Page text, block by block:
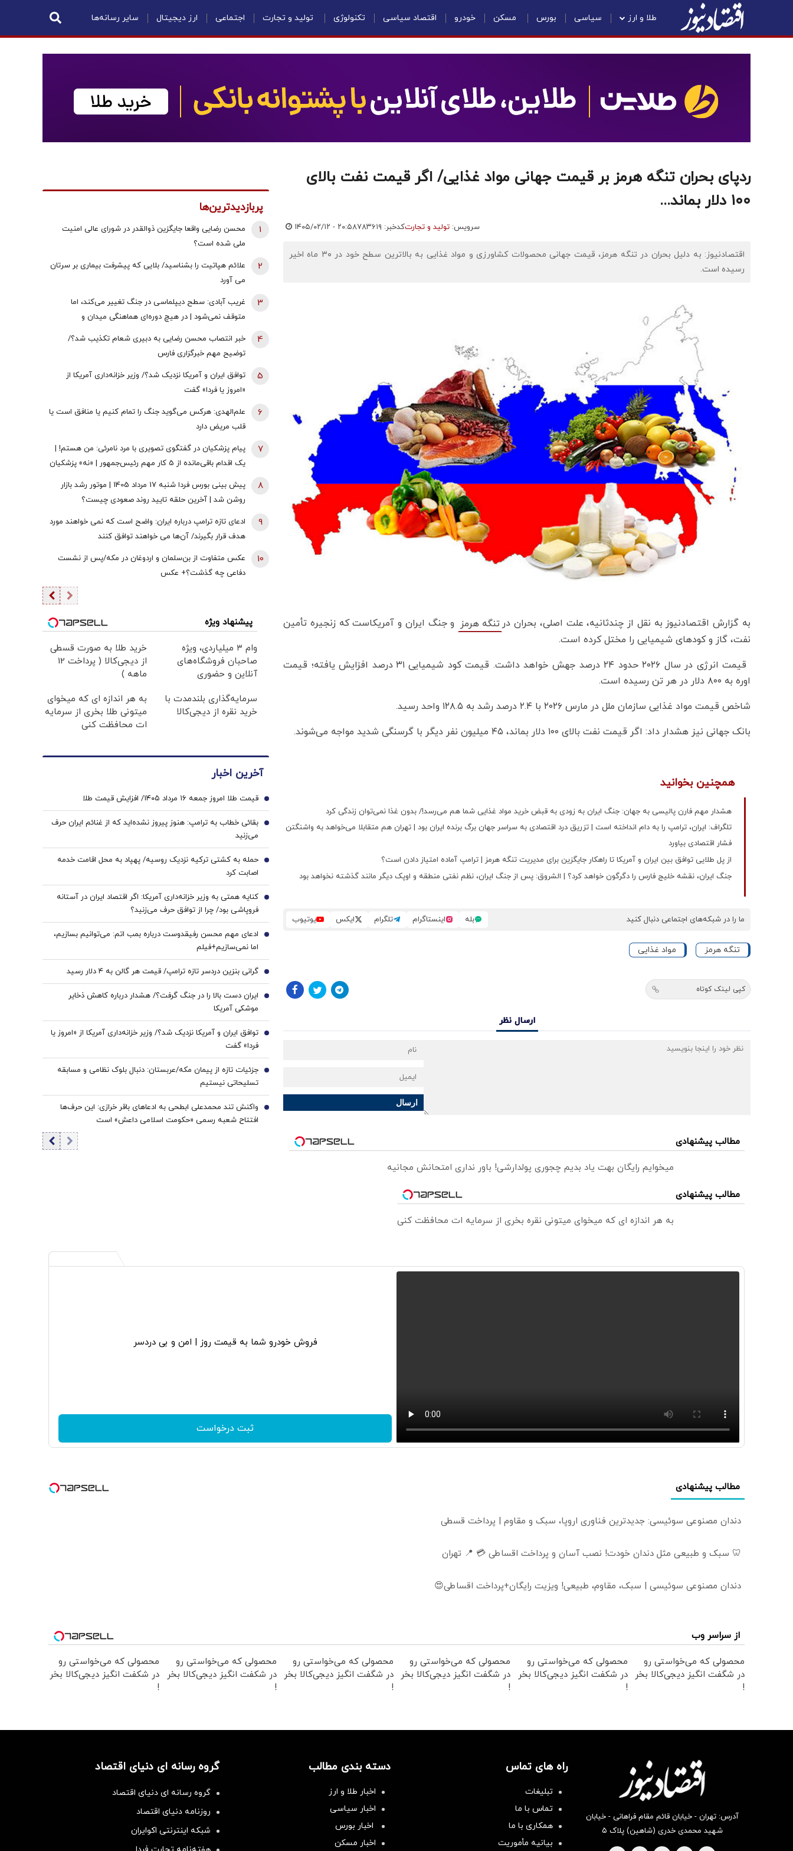
طلا و ارز سیاسی بورس مسکن خودرو اقتصاد سیاسی تکنولوژی تولید و تجارت اجتماعی ارز دیجیتال سایر رسانه‌ها
ردپای بحران تنگه هرمز بر قیمت جهانی مواد غذایی/ اگر قیمت نفت بالای
۱۰۰ دلار بماند...
سرویس: تولید و تجارتکدخبر: ۷۸۳۶۱۹ ۱۴۰۵/۰۲/۱۲ - ۲۰:۵۸
اقتصادنیوز: به دلیل بحران در تنگه هرمز، قیمت جهانی محصولات کشاورزی و مواد غذایی به بالاترین سطح خود در ۳۰ ماه اخیر
رسیده است.
به گزارش اقتصادنیوز به نقل از چندثانیه، علت اصلی، بحران در تنگه هرمز
و جنگ ایران و آمریکاست که زنجیره تأمین
نفت، گاز و کودهای شیمیایی را مختل کرده است.
قیمت انرژی در سال ۲۰۲۶ حدود ۲۴ درصد جهش خواهد داشت. قیمت کود شیمیایی ۳۱ درصد افزایش یافته؛ قیمت
اوره به ۸۰۰ دلار در هر تن رسیده است.
شاخص قیمت مواد غذایی سازمان ملل در مارس ۲۰۲۶ با ۲.۴ درصد رشد به ۱۲۸.۵ واحد رسید.
بانک جهانی نیز هشدار داد: اگر قیمت نفت بالای ۱۰۰ دلار بماند، ۴۵ میلیون نفر دیگر با گرسنگی شدید مواجه می‌شوند.
همچنین بخوانید
هشدار مهم فارن پالیسی به جهان: جنگ ایران به زودی به قبض خرید مواد غذایی شما هم می‌رسد!/ بدون غذا نمی‌توان زندگی کرد
تلگراف: ایران، ترامپ را به دام انداخته است | تزریق درد اقتصادی به سراسر جهان برگ برنده ایران بود | تهران هم متقابلا می‌خواهد به واشنگتن
فشار اقتصادی بیاورد
از پل طلایی توافق بین ایران و آمریکا تا راهکار جایگزین برای مدیریت تنگه هرمز | ترامپ آماده امتیاز دادن است؟
جنگ ایران، نقشه خلیج فارس را دگرگون خواهد کرد؟ | الشروق: پس از جنگ ایران، نظم نفتی منطقه و اوپک دیگر مانند گذشته نخواهد بود
ما را در شبکه‌های اجتماعی دنبال کنید بله اینستاگرام تلگرام ایکس یوتیوب
تنگه هرمز مواد غذایی
کپی لینک کوتاه
ارسال نظر
ارسال
مطالب پیشنهادی
میخوایم رایگان بهت یاد بدیم چجوری پولدارشی! باور نداری امتحانش مجانیه
مطالب پیشنهادی
به هر اندازه ای که میخوای میتونی نقره بخری از سرمایه ات محافظت کنی
پربازدیدترین‌ها
محسن رضایی واقعا جایگزین ذوالقدر در شورای عالی امنیت
ملی شده است؟
1
علائم هپاتیت را بشناسید/ بلایی که پیشرفت بیماری بر سرتان
می آورد
2
غریب آبادی: سطح دیپلماسی در جنگ تغییر می‌کند، اما
متوقف نمی‌شود | در هیچ دوره‌ای هماهنگی میدان و
ادبیاتمان در زمان صلح باشد؟
3
خبر انتصاب محسن رضایی به دبیری شعام تکذیب شد؟/
توضیح مهم خبرگزاری فارس
4
توافق ایران و آمریکا نزدیک شد؟/ وزیر خزانه‌داری آمریکا از
«امروز یا فردا» گفت
5
علم‌الهدی: هرکس می‌گوید جنگ را تمام کنیم یا منافق است یا
قلب مریض دارد
6
پیام پزشکیان در گفتگوی تصویری با مرد نامرئی: من هستم! |
یک اقدام باقی‌مانده از 5 کار مهم رئیس‌جمهور | «نه» پزشکیان
7
پیش بینی بورس فردا شنبه 17 مرداد 1405 | موتور رشد بازار
روشن شد | آخرین حلقه تایید روند صعودی چیست؟
8
ادعای تازه ترامپ درباره ایران: واضح است که نمی خواهند مورد
هدف قرار بگیرند/ آن‌ها می خواهند توافق کنند
9
عکس متفاوت از بن‌سلمان و اردوغان در مکه/پس از نشست
دفاعی چه گذشت؟+ عکس
10
پیشنهاد ویژه
وام ۳ میلیاردی، ویژه
صاحبان فروشگاه‌های
آنلاین و حضوری
خرید طلا به صورت قسطی
از دیجی‌کالا ( پرداخت 12
ماهه )
سرمایه‌گذاری بلندمدت با
خرید نقره از دیجی‌کالا
به هر اندازه ای که میخوای
میتونی طلا بخری از سرمایه
ات محافظت کنی
آخرین اخبار
قیمت طلا امروز جمعه ۱۶ مرداد ۱۴۰۵/ افزایش قیمت طلا 1
بقائی خطاب به ترامپ: هنوز پیروز نشده‌اید که از غنائم ایران حرف
می‌زنید
2
حمله به کشتی ترکیه نزدیک روسیه/ پهپاد به محل اقامت خدمه
اصابت کرد
3
کنایه همتی به وزیر خزانه‌داری آمریکا: اگر اقتصاد ایران در آستانه
فروپاشی بود/ چرا از توافق حرف می‌زنید؟
4
ادعای مهم محسن رفیقدوست درباره بمب اتم: می‌توانیم بسازیم،
اما نمی‌سازیم+فیلم
5
گرانی بنزین دردسر تازه ترامپ/ قیمت هر گالن به ۴ دلار رسید 6
ایران دست بالا را در جنگ گرفت؟/ هشدار درباره کاهش ذخایر
موشکی آمریکا
7
توافق ایران و آمریکا نزدیک شد؟/ وزیر خزانه‌داری آمریکا از «امروز یا
فردا» گفت
8
جزئیات تازه از پیمان مکه/عربستان: دنبال بلوک نظامی و مسابقه
تسلیحاتی نیستیم
9
واکنش تند محمدعلی ابطحی به ادعاهای باقر خرازی: این حرف‌ها
افتتاح شعبه رسمی «حکومت اسلامی داعش» است
10
فروش خودرو شما به قیمت روز | امن و بی دردسر
ثبت درخواست
مطالب پیشنهادی
دندان مصنوعی سوئیسی: جدیدترین فناوری اروپا، سبک و مقاوم | پرداخت قسطی
🦷 سبک و طبیعی مثل دندان خودت! نصب آسان و پرداخت اقساطی 💳 📍 تهران
دندان مصنوعی سوئیسی | سبک، مقاوم، طبیعی! ویزیت رایگان+پرداخت اقساطی😍
از سراسر وب
محصولی که می‌خواستی رو
در شگفت انگیز دیجی‌کالا بخر
!
محصولی که می‌خواستی رو
در شکفت انگیز دیجی‌کالا بخر
!
محصولی که می‌خواستی رو
در شگفت انگیز دیجی‌کالا بخر
!
محصولی که می‌خواستی رو
در شگفت انگیز دیجی‌کالا بخر
!
محصولی که می‌خواستی رو
در شکفت انگیز دیجی‌کالا بخر
!
محصولی که می‌خواستی رو
در شکفت انگیز دیجی‌کالا بخر
!
آدرس: تهران - خیابان قائم مقام فراهانی - خیابان
شهید محمدی خدری (شاهین) پلاک ۵
راه های تماس
تبلیغات
تماس با ما
همکاری با ما
بیانیه مأموریت
دسته بندی مطالب
اخبار طلا و ارز
اخبار سیاسی
اخبار بورس
اخبار مسکن
گروه رسانه ای دنیای اقتصاد
گروه رسانه ای دنیای اقتصاد
روزنامه دنیای اقتصاد
شبکه اینترنتی اکوایران